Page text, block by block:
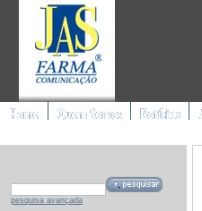
pesquisa avançada